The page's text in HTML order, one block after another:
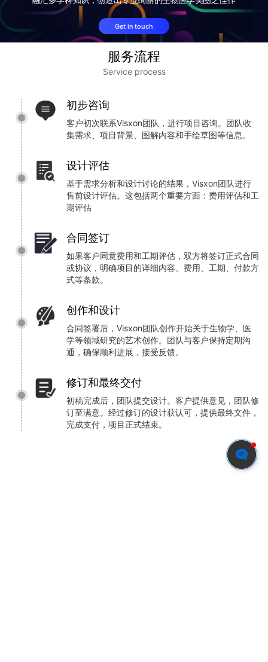
Get in touch
服务流程
Service process
初步咨询
客户初次联系Visxon团队，进行项目咨询。团队收
集需求、项目背景、图解内容和手绘草图等信息。
设计评估
基于需求分析和设计讨论的结果，Visxon团队进行
售前设计评估。这包括两个重要方面：费用评估和工
期评估
合同签订
如果客户同意费用和工期评估，双方将签订正式合同
或协议，明确项目的详细内容、费用、工期、付款方
式等条款。
创作和设计
合同签署后，Visxon团队创作开始关于生物学、医
学等领域研究的艺术创作。团队与客户保持定期沟
通，确保顺利进展，接受反馈。
修订和最终交付
初稿完成后，团队提交设计。客户提供意见，团队修
订至满意。经过修订的设计获认可，提供最终文件，
完成支付，项目正式结束。